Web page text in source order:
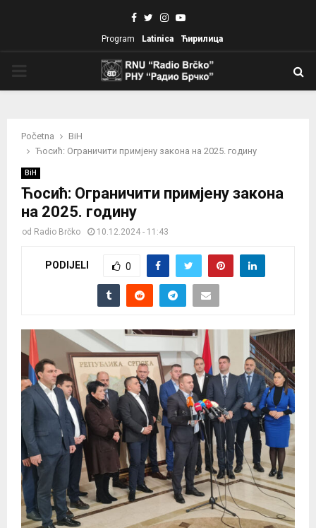
Facebook
TwitterInstagram
Youtube
Program Latinica Ћирилица
Početna
BiH
Ћосић: Ограничити примјену закона на 2025. годину
BiH
Ћосић: Ограничити примјену закона
на 2025. годину
od Radio Brčko 10.12.2024 - 11:43
PODIJELI 0